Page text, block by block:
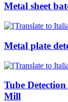
Metal sheet
Metal plate
Tube
Mill